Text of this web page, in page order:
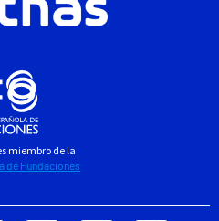
miembro de la
de Fundaciones